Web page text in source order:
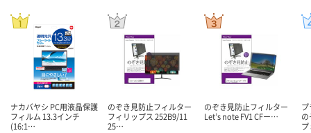
ナカバヤシ PC用液晶保護
フィルム 13.3インチ
(16:1…
のぞき見防止フィルター
フィリップス 252B9/11
25…
のぞき見防止フィルター
Let’s note FV1 CFー…